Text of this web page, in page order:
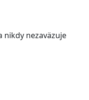
nikdy nezaväzuje